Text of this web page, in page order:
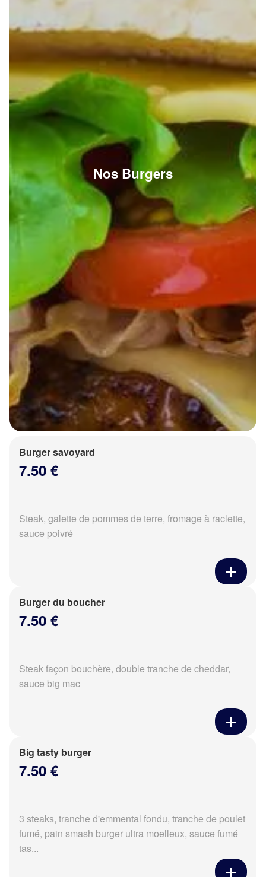
Nos Burgers
Burger savoyard
7.50 €
Steak, galette de pommes de terre, fromage à raclette,
sauce poivré
Burger du boucher
7.50 €
Steak façon bouchère, double tranche de cheddar,
sauce big mac
Big tasty burger
7.50 €
3 steaks, tranche d'emmental fondu, tranche de poulet
fumé, pain smash burger ultra moelleux, sauce fumé
tas...